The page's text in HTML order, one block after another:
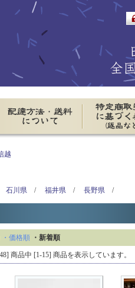
越
石川県 / 福井県 / 長野県 /
・価格順 ・新着順
商品中 [1-15] 商品を表示しています。